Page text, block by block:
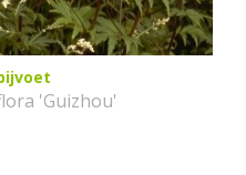
'Guizhou'